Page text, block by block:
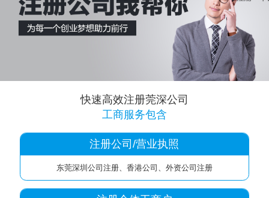
快速高效注册莞深公司
工商服务包含
注册公司/营业执照
东莞深圳公司注册、香港公司、外资公司注册